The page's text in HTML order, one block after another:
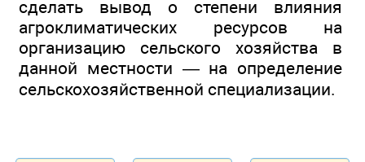
сделать вывод о степени влияния
агроклиматических ресурсов на
организацию сельского хозяйства в
данной местности — на определение
сельскохозяйственной специализации.